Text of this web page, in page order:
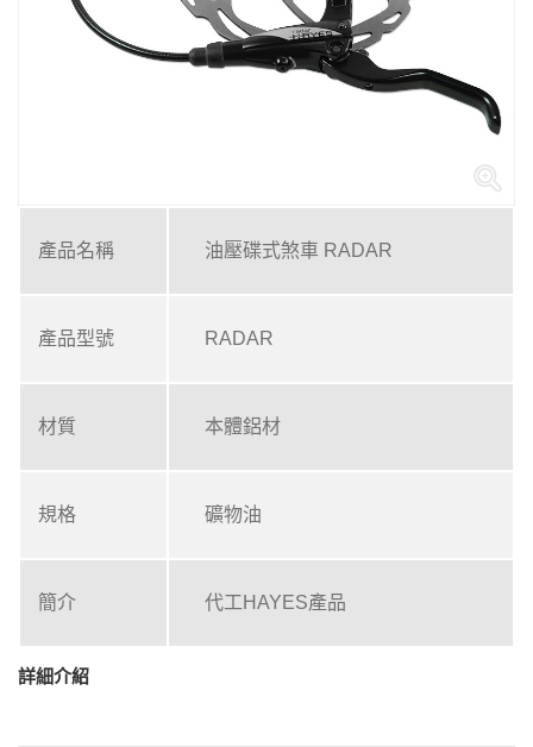
產品名稱 油壓碟式煞車 RADAR
產品型號 RADAR
材質 本體鋁材
規格 礦物油
簡介 代工HAYES產品
詳細介紹